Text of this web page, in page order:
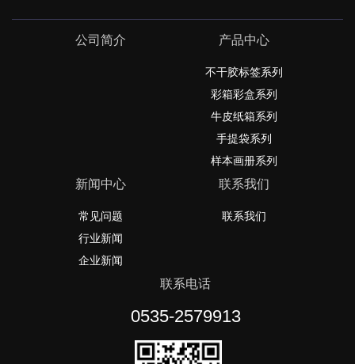
公司简介 产品中心
不干胶标签系列
彩箱彩盒系列
牛皮纸箱系列
手提袋系列
样本画册系列
新闻中心
常见问题
行业新闻
企业新闻
联系我们
联系我们
联系电话
0535-2579913